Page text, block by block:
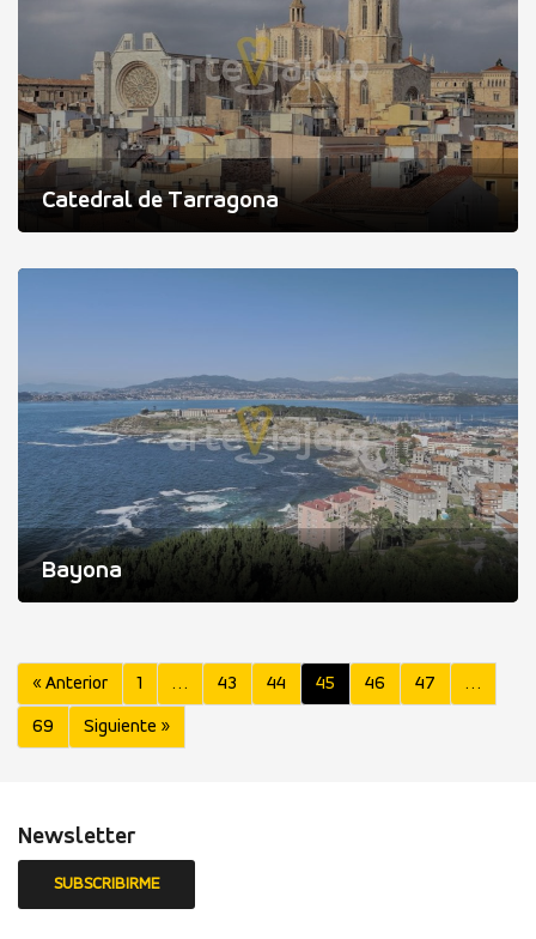
Catedral de Tarragona
Bayona
« Anterior 1 … 43 44 45 46 47 …
69 Siguiente »
Newsletter